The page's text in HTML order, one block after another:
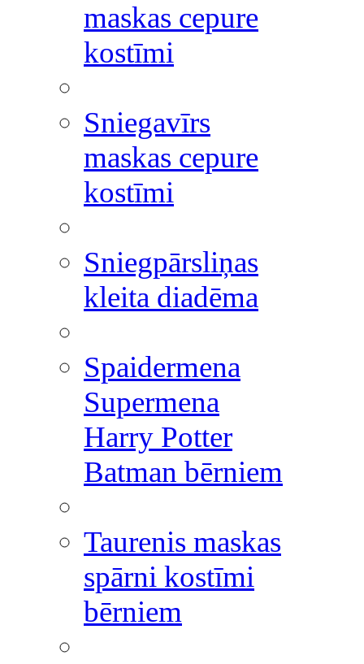
maskas cepure
kostīmi
Sniegavīrs
maskas cepure
kostīmi
Sniegpārsliņas
kleita diadēma
Spaidermena
Supermena
Harry Potter
Batman bērniem
Taurenis maskas
spārni kostīmi
bērniem